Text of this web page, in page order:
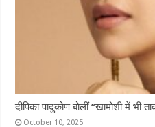
दीपिका पादुकोण बोलीं “खामोशी में भी
October 10, 2025